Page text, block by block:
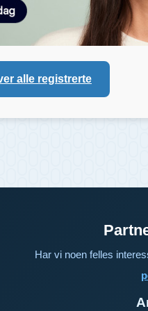
alle registrerte
Har vi noen felles